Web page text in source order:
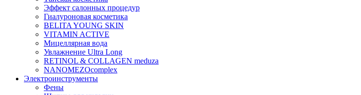
Эффект салонных процедур
Гиалуроновая косметика
BELITA YOUNG SKIN
VITAMIN ACTIVE
Мицеллярная вода
Увлажнение Ultra Long
RETINOL & COLLAGEN meduza
NANOMEZOcomplex
Электроинструменты
Фены